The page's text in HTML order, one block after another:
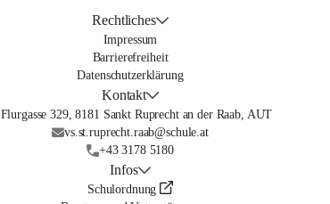
Rechtliches
Impressum
Barrierefreiheit
Datenschutzerklärung
Kontakt
Flurgasse 329, 8181 Sankt Ruprecht an der Raab, AUT
vs.st.ruprecht.raab@schule.at
+43 3178 5180
Infos
Schulordnung